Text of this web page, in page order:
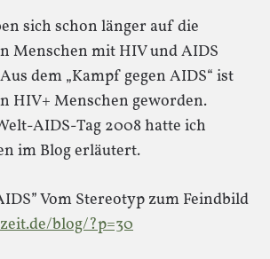
sich schon länger auf die
Menschen mit HIV und AIDS
dem „Kampf gegen AIDS“ ist
HIV+ Menschen geworden.
AIDS-Tag 2008 hatte ich
im Blog erläutert.
Vom Stereotyp zum Feindbild
blog/?p=30